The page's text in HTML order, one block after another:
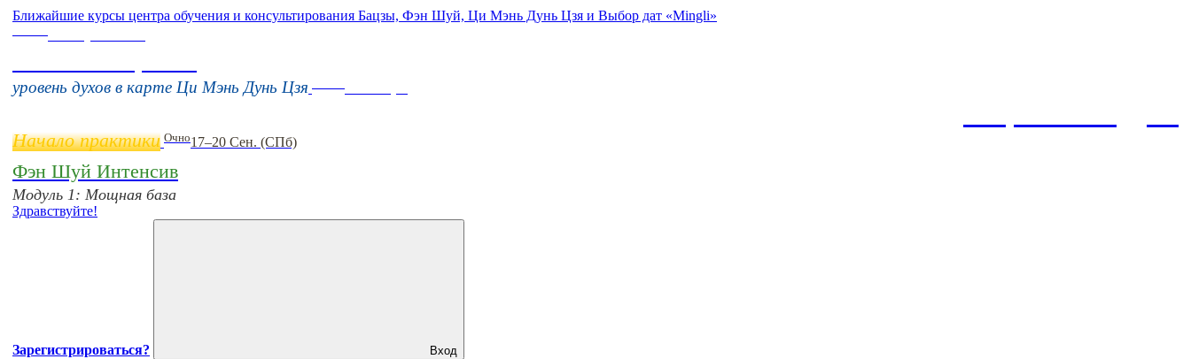
Ближайшие курсы центра обучения и консультирования Бацзы, Фэн Шуй, Ци Мэнь Дунь Цзя и Выбор дат «Mingli»
уровень духов в карте Ци Мэнь Дунь Цзя
Начало практики Очно17–20 Сен. (СПб)
Фэн Шуй Интенсив
Модуль 1: Мощная база
Здравствуйте!
Зарегистрироваться? Вход